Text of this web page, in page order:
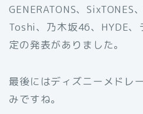
GENERATONS、SixTONES
Toshi、乃木坂46、HYDE
定の発表がありました。
最後にはディズニーメドレ
みですね。